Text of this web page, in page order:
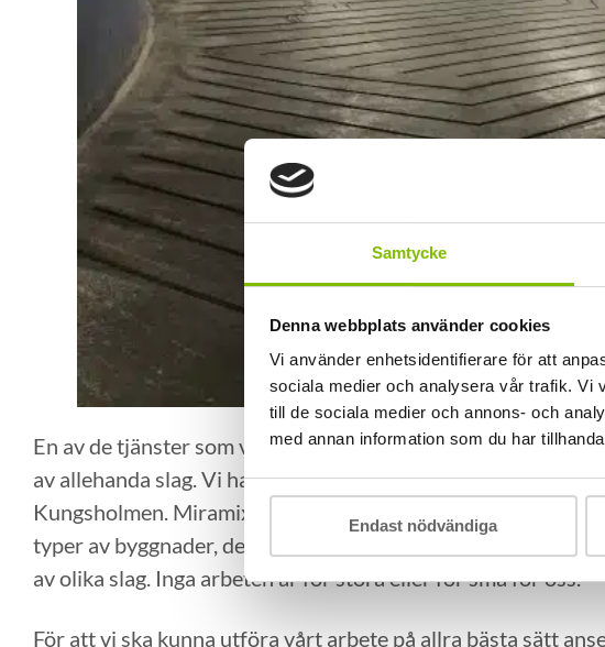
Samtycke
Denna webbplats använder cookies
Vi använder enhetsidentifierare för att
sociala medier och analysera vår trafik. Vi
till de sociala medier och annons- och
med annan information som du har
Endast nödvändiga
En av de tjänster som vi på Miramix erbjuder våra kunder
av allehanda slag. Vi har bland annat utfört spårning av
Kungsholmen. Miramix utför också bilning i hela Stockholm
typer av byggnader, det spelar ingen roll om det rör sig om
av olika slag. Inga arbeten är för stora eller för små för oss.
För att vi ska kunna utföra vårt arbete på allra bästa sätt